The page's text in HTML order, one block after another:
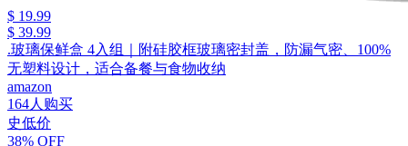
$ 19.99
$ 39.99
.玻璃保鲜盒 4入组｜附硅胶框玻璃密封盖，防漏气密、100%
无塑料设计，适合备餐与食物收纳
amazon
164人购买
史低价
38% OFF